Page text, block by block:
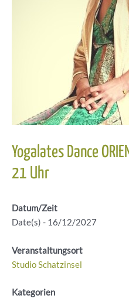
Yogalates Dance
21 Uhr
Datum/Zeit
Date(s) - 16/12/2027
Veranstaltungsort
Studio Schatzinsel
Kategorien